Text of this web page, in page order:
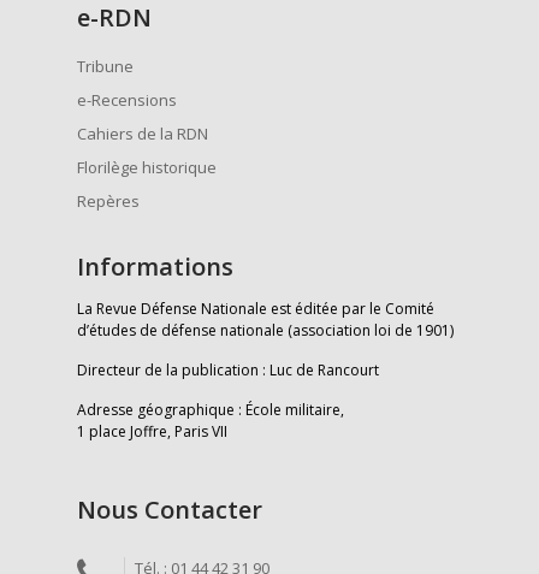
e-RDN
Tribune
e-Recensions
Cahiers de la RDN
Florilège historique
Repères
Informations
La Revue Défense Nationale est éditée par le Comité
d’études de défense nationale (association loi de 1901)
Directeur de la publication : Luc de Rancourt
Adresse géographique : École militaire,
1 place Joffre, Paris VII
Nous Contacter
Tél. : 01 44 42 31 90